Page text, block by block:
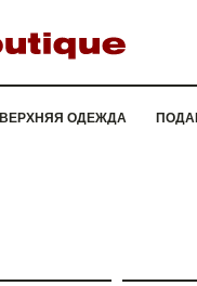
ВЕРХНЯЯ ОДЕЖДА